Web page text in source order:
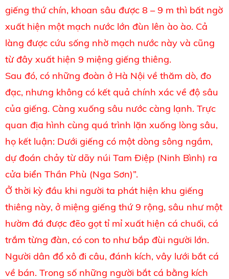
giếng thứ chín, khoan sâu được 8 – 9 m thì bất ngờ
xuất hiện một mạch nước lớn đùn lên ào ào. Cả
làng được cứu sống nhờ mạch nước này và cũng
từ đây xuất hiện 9 miệng giếng thiêng.
Sau đó, có những đoàn ở Hà Nội về thăm dò, đo
đạc, nhưng không có kết quả chính xác về độ sâu
của giếng. Càng xuống sâu nước càng lạnh. Trực
quan địa hình cùng quá trình lặn xuống lòng sâu,
họ kết luận: Dưới giếng có một dòng sông ngầm,
dự đoán chảy từ dãy núi Tam Điệp (Ninh Bình) ra
cửa biển Thần Phù (Nga Sơn)”.
Ở thời kỳ đầu khi người ta phát hiện khu giếng
thiêng này, ở miệng giếng thứ 9 rộng, sâu như một
hườm đá được đẽo gọt tỉ mỉ xuất hiện cá chuối, cá
trắm từng đàn, có con to như bắp đùi người lớn.
Người dân đổ xô đi câu, đánh kích, vây lưới bắt cá
về bán. Trong số những người bắt cá bằng kích